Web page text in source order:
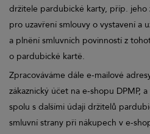
držitele pardubické karty, příp. jeho
pro uzavření smlouvy o vystavení a
a plnění smluvních povinností z
o pardubické kartě.
Zpracováváme dále e-mailové
zákaznický účet na e-shopu DPMP,
spolu s dalšími údaji držitelů
smluvní strany při nákupech v e-